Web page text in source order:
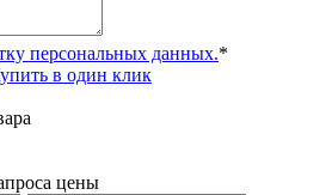
персональных данных.*
в один клик
цены